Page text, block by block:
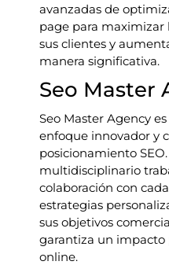
avanzadas de
page para
sus clientes y
manera significativa.
Seo Master
Seo Master Agency
enfoque innovador y
posicionamiento
multidisciplinario
colaboración con
estrategias
sus objetivos
garantiza un impacto
online.